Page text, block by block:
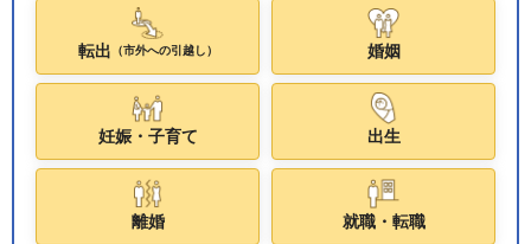
転出 （市外への引越し） 婚姻
妊娠・子育て 出生
離婚 就職・転職